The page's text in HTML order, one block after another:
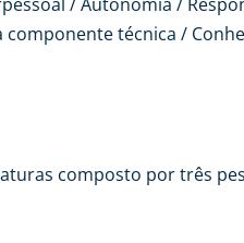
componente técnica /
composto por três